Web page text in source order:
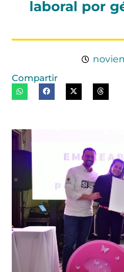
laboral por
Compartir